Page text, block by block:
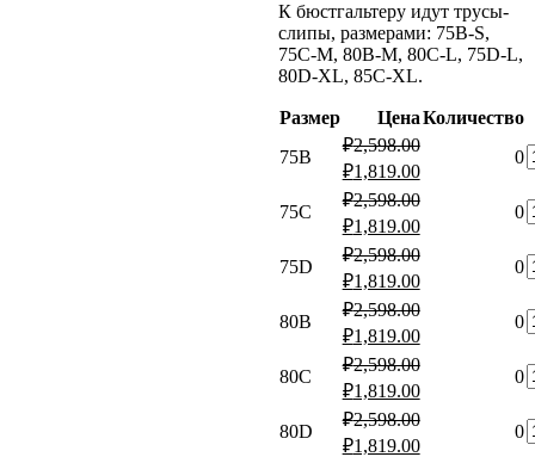
К бюстгальтеру идут трусы-
слипы, размерами: 75B-S,
75C-M, 80B-M, 80C-L, 75D-L,
80D-XL, 85C-XL.
Размер ЦенаКоличество
75B
₽2,598.00
Первоначальная
цена
составляла
₽2,598.00.
₽1,819.00Текущая
0
75C
₽2,598.00
Первоначальная
цена
составляла
₽2,598.00.
₽1,819.00Текущая
0
75D
₽2,598.00
Первоначальная
цена
составляла
₽2,598.00.
₽1,819.00Текущая
0
80B
₽2,598.00
Первоначальная
цена
составляла
₽2,598.00.
₽1,819.00Текущая
0
80C
₽2,598.00
Первоначальная
цена
составляла
₽1,819.00Текущая
0
80D
₽2,598.00
Первоначальная
₽1,819.00Текущая
0